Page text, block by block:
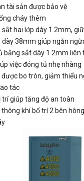
tài sản được bảo vệ
cháy thêm
hai lớp dày 1.2mm,
38mm giúp ngăn
bằng sắt dày 1.2mm liên
việc đóng tủ nhẹ nhàng
bo tròn, giảm thiểu
tác
trí giúp tăng độ an toàn
thông khí bố trí 2 bên